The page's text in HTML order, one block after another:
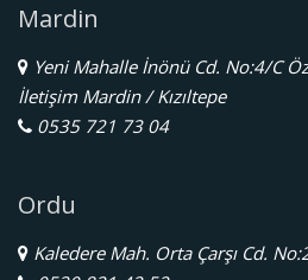
Mardin
Yeni Mahalle İnönü Cd. No:4/C
İletişim Mardin / Kızıltepe
0535 721 73 04
Ordu
Kaledere Mah. Orta Çarşı Cd.